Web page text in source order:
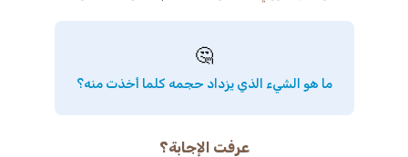
🤔
ما هو الشيء الذي يزداد حجمه كلما أخذت منه؟
عرفت الإجابة؟